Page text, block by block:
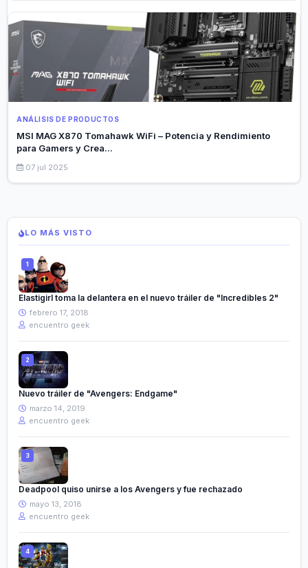
ANÁLISIS DE PRODUCTOS
MSI MAG X870 Tomahawk WiFi – Potencia y Rendimiento
para Gamers y Crea...
07 jul 2025
LO MÁS VISTO
Elastigirl toma la delantera en el nuevo tráiler de "Incredibles 2"
febrero 17, 2018
encuentro geek
Nuevo tráiler de "Avengers: Endgame"
marzo 14, 2019
encuentro geek
Deadpool quiso unirse a los Avengers y fue rechazado
mayo 13, 2018
encuentro geek